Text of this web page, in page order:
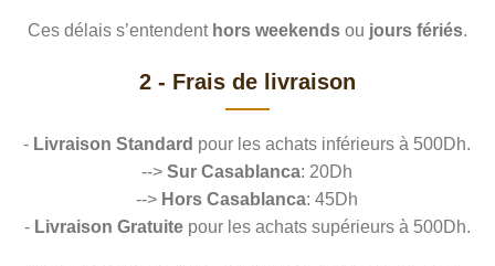
Ces délais s’entendent hors weekendsou jours fériés.
2 - Frais de livraison
- Livraison Standard pour les achats inférieurs à 500Dh.
-->Sur Casablanca: 20Dh
--> Hors Casablanca: 45Dh
- Livraison Gratuitepour les achats supérieurs à 500Dh.